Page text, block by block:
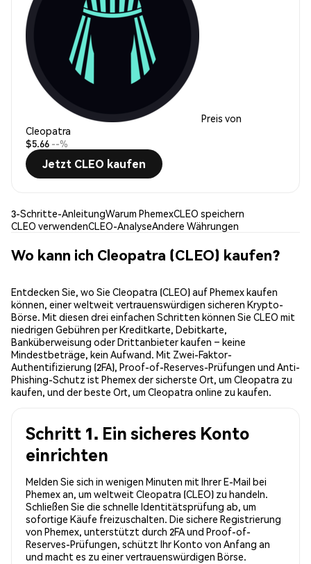
Preis von
Cleopatra
$5.66 --%
Jetzt CLEO kaufen
3-Schritte-AnleitungWarum PhemexCLEO speichern
CLEO verwendenCLEO-AnalyseAndere Währungen
Wo kann ich Cleopatra (CLEO) kaufen?
Entdecken Sie, wo Sie Cleopatra (CLEO) auf Phemex kaufen
können, einer weltweit vertrauenswürdigen sicheren Krypto-
Börse. Mit diesen drei einfachen Schritten können Sie CLEO mit
niedrigen Gebühren per Kreditkarte, Debitkarte,
Banküberweisung oder Drittanbieter kaufen – keine
Mindestbeträge, kein Aufwand. Mit Zwei-Faktor-
Authentifizierung (2FA), Proof-of-Reserves-Prüfungen und Anti-
Phishing-Schutz ist Phemex der sicherste Ort, um Cleopatra zu
kaufen, und der beste Ort, um Cleopatra online zu kaufen.
Schritt 1. Ein sicheres Konto
einrichten
Melden Sie sich in wenigen Minuten mit Ihrer E-Mail bei
Phemex an, um weltweit Cleopatra (CLEO) zu handeln.
Schließen Sie die schnelle Identitätsprüfung ab, um
sofortige Käufe freizuschalten. Die sichere Registrierung
von Phemex, unterstützt durch 2FA und Proof-of-
Reserves-Prüfungen, schützt Ihr Konto von Anfang an
und macht es zu einer vertrauenswürdigen Börse.